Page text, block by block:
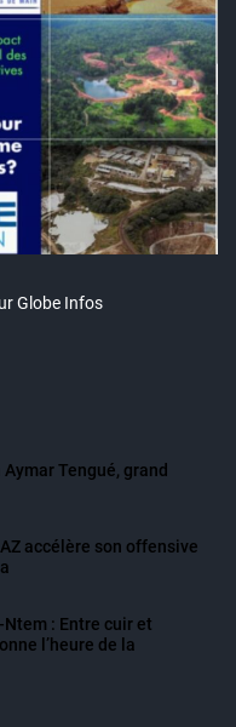
Globe Infos
Tengué, grand
accélère son offensive
: Entre cuir et
l’heure de la